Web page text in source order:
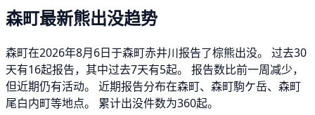
森町最新熊出没趋势
森町在2026年8月6日于森町赤井川报告了棕熊出没。 过去30
天有16起报告，其中过去7天有5起。 报告数比前一周减少，
但近期仍有活动。 近期报告分布在森町、森町駒ケ岳、森町
尾白内町等地点。 累计出没件数为360起。